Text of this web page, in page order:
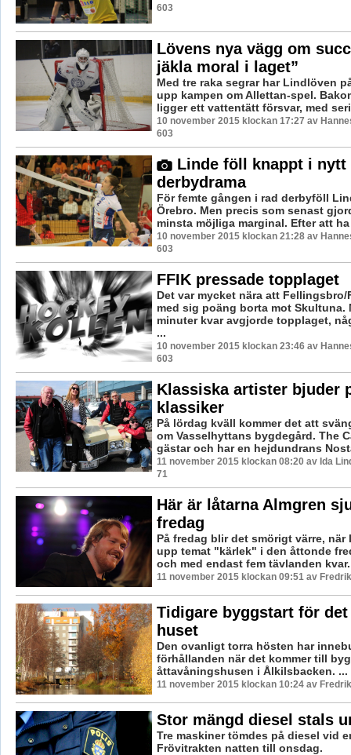
603
Lövens nya vägg om
jäkla moral i laget”
Med tre raka segrar har Lindlöven
upp kampen om Allettan-spel.
ligger ett vattentätt försvar, med
10 november 2015 klockan 17:27 av
603
Linde föll knappt i nytt
derbydrama
För femte gången i rad derbyföll
Örebro. Men precis som senast
minsta möjliga marginal. Efter att
10 november 2015 klockan 21:28 av
603
FFIK pressade topplaget
Det var mycket nära att
med sig poäng borta mot Skultuna.
minuter kvar avgjorde topplaget,
...
10 november 2015 klockan 23:46 av
603
Klassiska artister bjuder
klassiker
På lördag kväll kommer det att
om Vasselhyttans bygdegård. The
gästar och har en hejdundrans
11 november 2015 klockan 08:20 av Ida
71
Här är låtarna Almgren
fredag
På fredag blir det smörigt värre, när
upp temat "kärlek" i den åttonde
och med endast fem tävlanden
11 november 2015 klockan 09:51 av
Tidigare byggstart för det
huset
Den ovanligt torra hösten har
förhållanden när det kommer till
åttavåningshusen i Ålkilsbacken. ...
11 november 2015 klockan 10:24 av
Stor mängd diesel stals
Tre maskiner tömdes på diesel vid
Frövitrakten natten till onsdag.